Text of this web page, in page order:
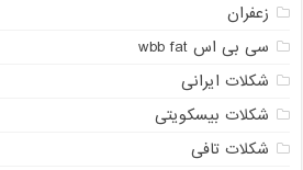
زعفران
سی بی اس wbb fat
شکلات ایرانی
شکلات بیسکویتی
شکلات تافی